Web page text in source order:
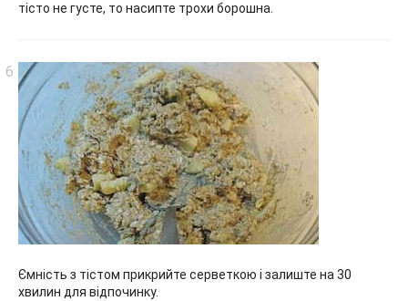
тісто не густе, то насипте трохи борошна.
Ємність з тістом прикрийте серветкою і залиште на 30
хвилин для відпочинку.